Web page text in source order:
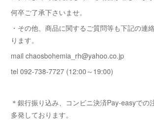
何卒ご了承下さいませ。
・その他、商品に関するご質問等も下記の連
ります。
mail chaosbohemia_rh@yahoo.co.jp
tel 092-738-7727 (12:00～19:00)
＊銀行振り込み、コンビニ決済Pay-easyでの
多発しております。